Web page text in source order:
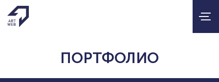
ПОРТФОЛИО